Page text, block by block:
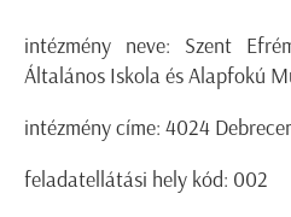
intézmény neve: Szent
Általános Iskola és Alapfokú
intézmény címe: 4024
feladatellátási hely kód: 002